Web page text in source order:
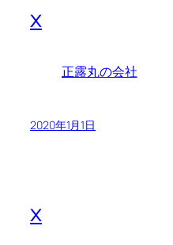
x
正露丸の会社
2020年1月1日
x